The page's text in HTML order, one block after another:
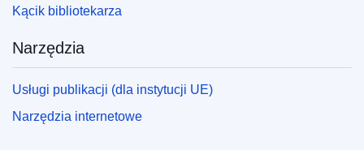
Kącik bibliotekarza
Narzędzia
Usługi publikacji (dla instytucji UE)
Narzędzia internetowe